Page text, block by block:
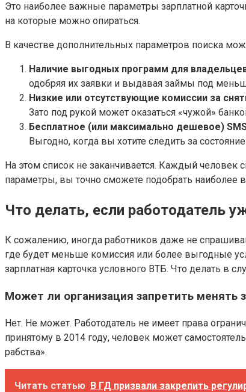
Это наиболее важные параметры зарплатной
на которые можно опираться.
В качестве дополнительных параметров поиска
Наличие выгодных программ для
одобряя их заявки и выдавая займы под
Низкие или отсутствующие комиссии за
Зато под рукой может оказаться «чужой»
Бесплатное (или максимально дешевое)
Выгодно, когда вы хотите следить за
На этом список не заканчивается. Каждый человек
параметры, вы точно сможете подобрать наиболее
Что делать, если работодатель
К сожалению, иногда работников даже не
где будет меньше комиссия или более выгодные
зарплатная карточка условного ВТБ. Что делать в
Может ли организация запретить менять
Нет. Не может. Работодатель не имеет права
принятому в 2014 году, человек может
рабства».
Читать статью В ГД призвали закрепить